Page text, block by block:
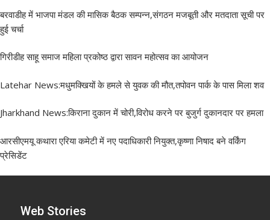
बरवाडीह में भाजपा मंडल की मासिक बैठक सम्पन्न,संगठन मजबूती और मतदाता सूची पर
हुई चर्चा
गिरीडीह साहू समाज महिला प्रकोष्ठ द्वारा सावन महोत्सव का आयोजन
Latehar News:मधुमक्खियों के हमले से युवक की मौत,तपोवन पार्क के पास मिला शव
Jharkhand News:किराना दुकान में चोरी,विरोध करने पर बुजुर्ग दुकानदार पर हमला
आरसीएमयू कथारा एरिया कमेटी में नए पदाधिकारी नियुक्त,कृष्णा निषाद बने वर्किंग
प्रेसिडेंट
Web Stories